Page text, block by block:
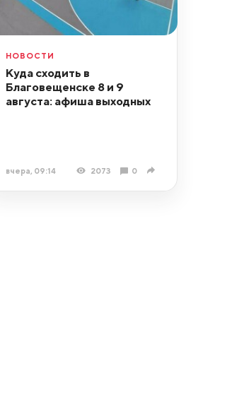
НОВОСТИ
Куда сходить в
Благовещенске 8 и 9
августа: афиша выходных
вчера, 09:14 2073 0